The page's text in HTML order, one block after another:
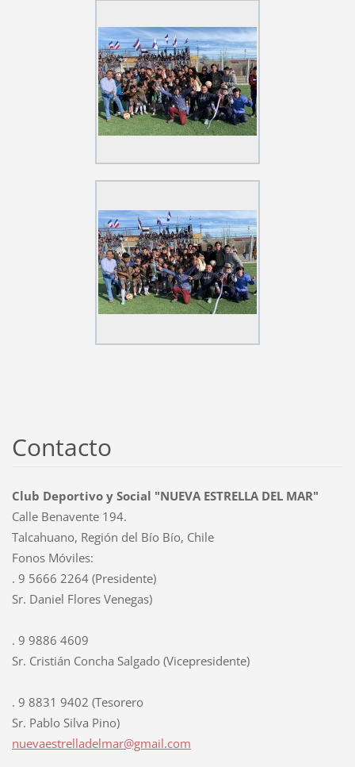
Contacto
Club Deportivo y Social "NUEVA ESTRELLA DEL MAR"
Calle Benavente 194.
Talcahuano, Región del Bío Bío, Chile
Fonos Móviles:
. 9 5666 2264 (Presidente)
Sr. Daniel Flores Venegas)
. 9 9886 4609
Sr. Cristián Concha Salgado (Vicepresidente)
. 9 8831 9402 (Tesorero
Sr. Pablo Silva Pino)
nuevaestrelladelmar@gmail.com